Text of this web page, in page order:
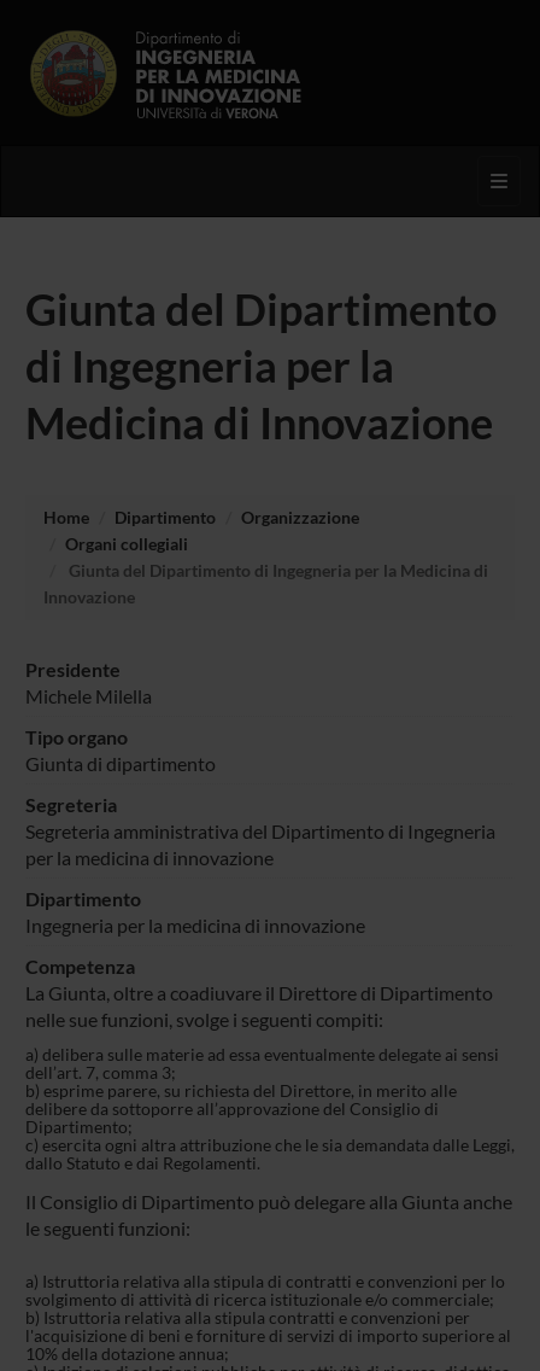
Giunta del Dipartimento
di Ingegneria per la
Medicina di Innovazione
Home Dipartimento
Organizzazione
Organi collegiali
Giunta del Dipartimento di Ingegneria per la Medicina di
Innovazione
Presidente
Michele Milella
Tipo organo
Giunta di dipartimento
Segreteria
Segreteria amministrativa del Dipartimento di Ingegneria
per la medicina di innovazione
Dipartimento
Ingegneria per la medicina di innovazione
Competenza
La Giunta, oltre a coadiuvare il Direttore di Dipartimento
nelle sue funzioni, svolge i seguenti compiti:
a) delibera sulle materie ad essa eventualmente delegate ai sensi
dell’art. 7, comma 3;
b) esprime parere, su richiesta del Direttore, in merito alle
delibere da sottoporre all’approvazione del Consiglio di
Dipartimento;
c) esercita ogni altra attribuzione che le sia demandata dalle Leggi,
dallo Statuto e dai Regolamenti.
Il Consiglio di Dipartimento può delegare alla Giunta anche
le seguenti funzioni:
a) Istruttoria relativa alla stipula di contratti e convenzioni per lo
svolgimento di attività di ricerca istituzionale e/o commerciale;
b) Istruttoria relativa alla stipula contratti e convenzioni per
l'acquisizione di beni e forniture di servizi di importo superiore al
10% della dotazione annua;